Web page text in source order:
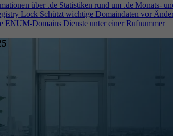
über .de Statistiken rund um .de Monats-
Lock Schützt wichtige Domaindaten vor
ENUM-Domains Dienste unter einer Rufnummer